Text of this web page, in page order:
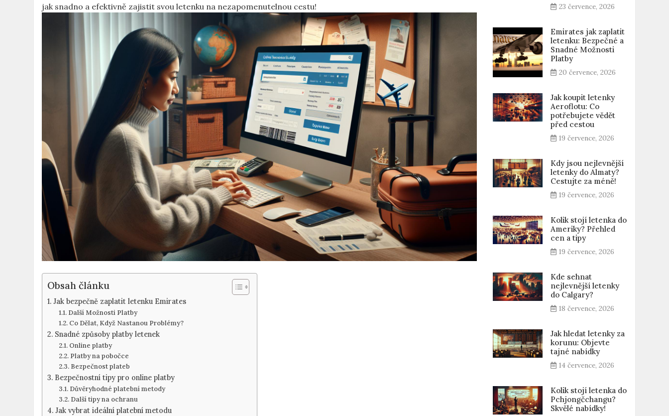
jak snadno a efektivně zajistit svou letenku na nezapomenutelnou cestu!
Obsah článku
Jak bezpečně zaplatit letenku Emirates
Další Možnosti Platby
Co Dělat, Když Nastanou Problémy?
Snadné způsoby platby letenek
Online platby
Platby na pobočce
Bezpečnost plateb
Bezpečnostní tipy pro online platby
Důvěryhodné platební metody
Další tipy na ochranu
Jak vybrat ideální platební metodu
23 července, 2026
Emirates jak zaplatit
letenku: Bezpečné a
Snadné Možnosti
Platby
20 července, 2026
Jak koupit letenky
Aeroflotu: Co
potřebujete vědět
před cestou
19 července, 2026
Kdy jsou nejlevnější
letenky do Almaty?
Cestujte za méně!
19 července, 2026
Kolik stojí letenka do
Ameriky? Přehled
cen a tipy
19 července, 2026
Kde sehnat
nejlevnější letenky
do Calgary?
18 července, 2026
Jak hledat letenky za
korunu: Objevte
tajné nabídky
14 července, 2026
Kolik stojí letenka do
Pchjongčchangu?
Skvělé nabídky!